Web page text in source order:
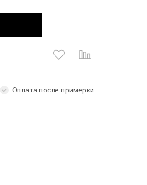
Оплата после примерки